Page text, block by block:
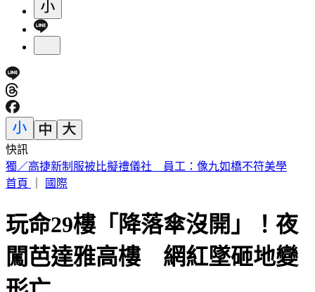
快訊
富婆砸錢當女主「強加60場吻戲」 男星崩潰發聲：往我嘴裡
伸舌頭
玩命29樓「降落傘沒開」！夜
闖芭達雅高樓 網紅墜砸地變